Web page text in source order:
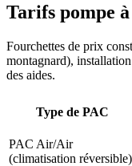
Tarifs pompe
Fourchettes de prix
montagnard),
des aides.
Type de PAC
PAC Air/Air
(climatisation réversible)